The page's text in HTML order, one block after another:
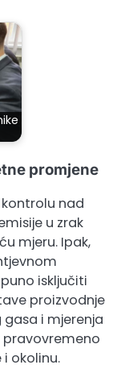
promjene
nad
u zrak
mjeru. Ipak,
isključiti
proizvodnje
i mjerenja
pravovremeno
okolinu.